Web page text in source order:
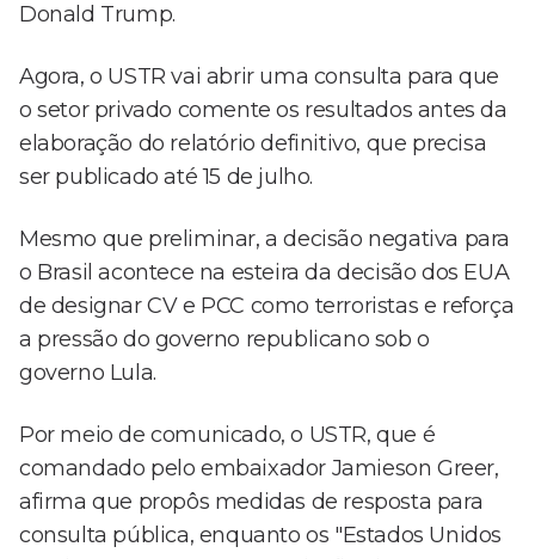
Donald Trump.
Agora, o USTR vai abrir uma consulta para que
o setor privado comente os resultados antes da
elaboração do relatório definitivo, que precisa
ser publicado até 15 de julho.
Mesmo que preliminar, a decisão negativa para
o Brasil acontece na esteira da decisão dos EUA
de designar CV e PCC como terroristas e reforça
a pressão do governo republicano sob o
governo Lula.
Por meio de comunicado, o USTR, que é
comandado pelo embaixador Jamieson Greer,
afirma que propôs medidas de resposta para
consulta pública, enquanto os "Estados Unidos